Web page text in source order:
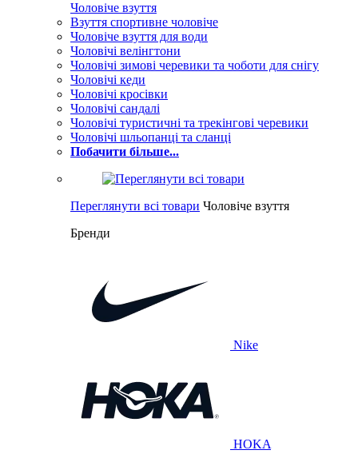
Чоловіче взуття
Взуття спортивне чоловіче
Чоловіче взуття для води
Чоловічі велінгтони
Чоловічі зимові черевики та чоботи для снігу
Чоловічі кеди
Чоловічі кросівки
Чоловічі сандалі
Чоловічі туристичні та трекінгові черевики
Чоловічі шльопанці та сланці
Побачити більше...
Переглянути всі товари Чоловіче взуття
Бренди
Nike
HOKA